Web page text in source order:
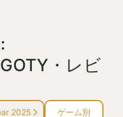
・レビ
2025 ゲーム別